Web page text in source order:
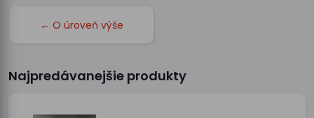
← O úroveň výše
Najpredávanejšie produkty